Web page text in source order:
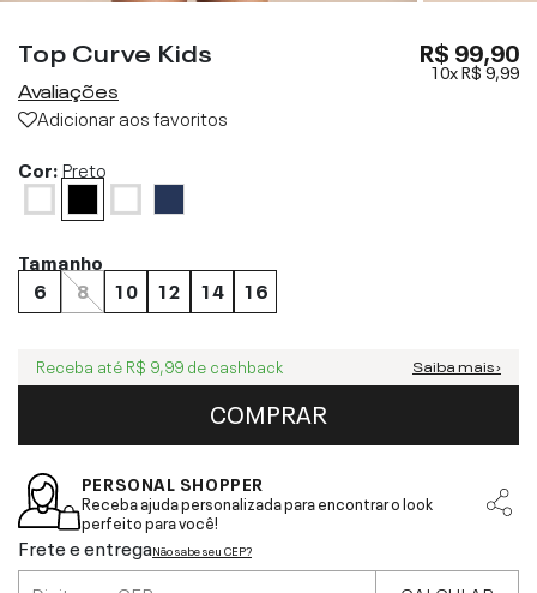
Top Curve Kids
Avaliações
Adicionar aos favoritos
R$ 99,90
10xR$ 9,99
Cor:Preto
Tamanho
6
8 10 12 14 16
Receba até R$ 9,99 de cashback Saiba mais ›
COMPRAR
PERSONAL SHOPPER
Receba ajuda personalizada para encontrar o look
perfeito para você!
Frete e entregaNão sabe seu CEP?